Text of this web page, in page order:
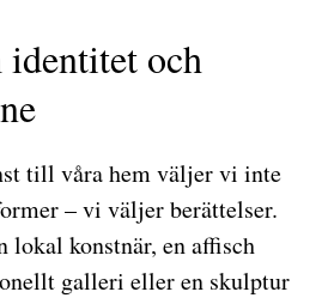
identitet och
till våra hem väljer vi inte
– vi väljer berättelser.
lokal konstnär, en affisch
galleri eller en skulptur